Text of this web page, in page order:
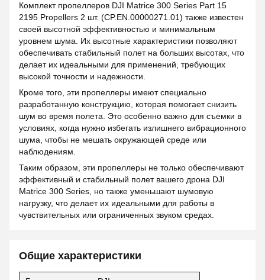
Комплект пропеллеров DJI Matrice 300 Series Part 15
2195 Propellers 2 шт. (CP.EN.00000271.01) также известен
своей высотной эффективностью и минимальным
уровнем шума. Их высотные характеристики позволяют
обеспечивать стабильный полет на больших высотах, что
делает их идеальными для применений, требующих
высокой точности и надежности.
Кроме того, эти пропеллеры имеют специально
разработанную конструкцию, которая помогает снизить
шум во время полета. Это особенно важно для съемки в
условиях, когда нужно избегать излишнего вибрационного
шума, чтобы не мешать окружающей среде или
наблюдениям.
Таким образом, эти пропеллеры не только обеспечивают
эффективный и стабильный полет вашего дрона DJI
Matrice 300 Series, но также уменьшают шумовую
нагрузку, что делает их идеальными для работы в
чувствительных или ограниченных звуком средах.
Общие характеристики